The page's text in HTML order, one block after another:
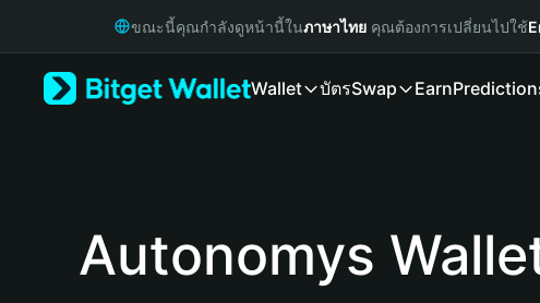
Русский
ขณะนี้คุณกำลังดูหน้านี้ในภาษาไทย คุณต้องการเปลี่ยนไปใช้
Wallet บัตรSwap Earn
Autonomys